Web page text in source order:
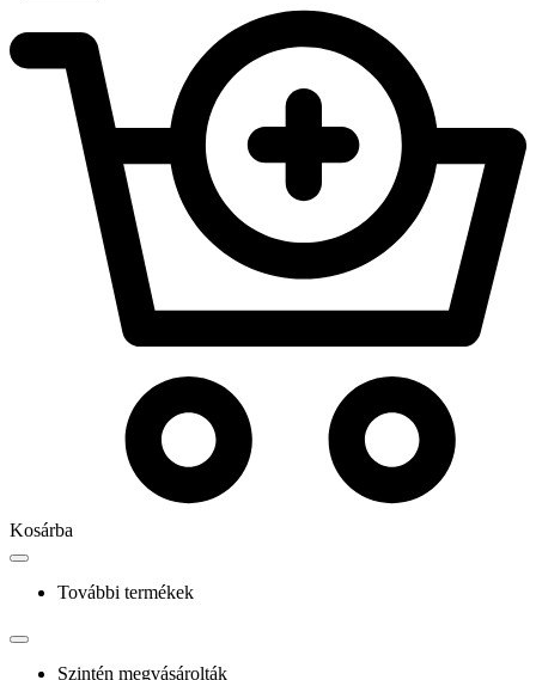
Kosárba
További termékek
Szintén megvásárolták